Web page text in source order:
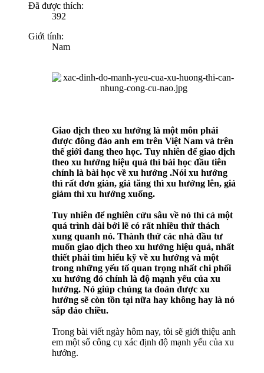
Đã được thích:
392
Giới tính:
Nam
Giao dịch theo xu hướng là một môn phái
được đông đảo anh em trên Việt Nam và trên
thế giới đang theo học. Tuy nhiên để giao dịch
theo xu hướng hiệu quả thì bài học đầu tiên
chính là bài học về xu hướng .Nói xu hướng
thì rất đơn giản, giá tăng thì xu hướng lên, giá
giảm thì xu hướng xuống.
Tuy nhiên để nghiên cứu sâu về nó thì cả một
quá trình dài bởi lẽ có rất nhiều thử thách
xung quanh nó. Thành thử các nhà đầu tư
muốn giao dịch theo xu hướng hiệu quả, nhất
thiết phải tìm hiểu kỹ về xu hướng và một
trong những yếu tố quan trọng nhất chi phối
xu hướng đó chính là độ mạnh yếu của xu
hướng. Nó giúp chúng ta đoán được xu
hướng sẽ còn tồn tại nữa hay không hay là nó
sắp đảo chiều.
Trong bài viết ngày hôm nay, tôi sẽ giới thiệu anh
em một số công cụ xác định độ mạnh yếu của xu
hướng.